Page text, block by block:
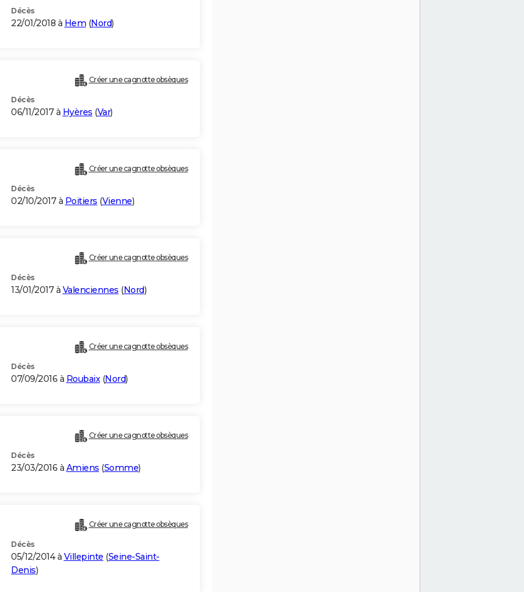
Décès
22/01/2018 à Hem (Nord)
Créer une cagnotte obsèques
Décès
06/11/2017 à Hyères (Var)
Créer une cagnotte obsèques
Décès
02/10/2017 à Poitiers (Vienne)
Créer une cagnotte obsèques
Décès
13/01/2017 à Valenciennes (Nord)
Créer une cagnotte obsèques
Décès
07/09/2016 à Roubaix(Nord)
Créer une cagnotte obsèques
Décès
23/03/2016 à Amiens (Somme)
Créer une cagnotte obsèques
Décès
05/12/2014 à Villepinte (Seine-Saint-
Denis)